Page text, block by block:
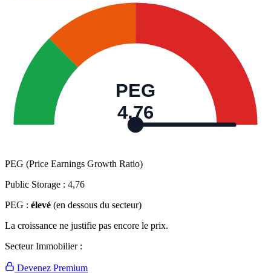
PEG
4,76
PEG (Price Earnings Growth Ratio)
Public Storage : 4,76
PEG : élevé (en dessous du secteur)
La croissance ne justifie pas encore le prix.
Secteur Immobilier :
Devenez Premium